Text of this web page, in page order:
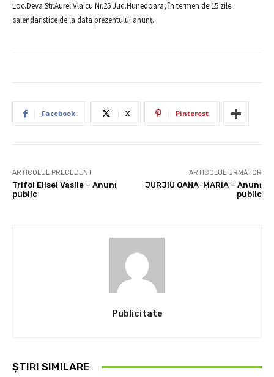
Loc.Deva Str.Aurel Vlaicu Nr.25 Jud.Hunedoara, în termen de 15 zile
calendaristice de la data prezentului anunţ.
Facebook X Pinterest
ARTICOLUL PRECEDENT
Trifoi Elisei Vasile – Anunţ
public
ARTICOLUL URMĂTOR
JURJIU OANA-MARIA – Anunţ
public
Publicitate
ȘTIRI SIMILARE